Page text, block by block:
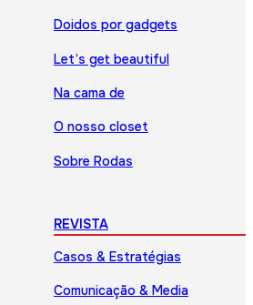
Doidos por gadgets
Let’s get beautiful
Na cama de
O nosso closet
Sobre Rodas
REVISTA
Casos & Estratégias
Comunicação & Media